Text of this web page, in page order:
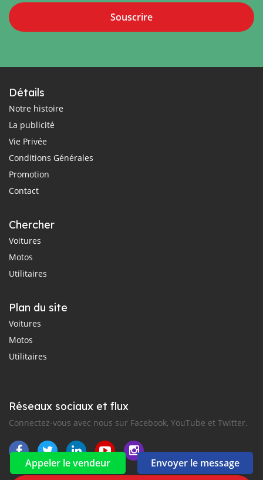
Appeler le vendeur Envoyer le message
Souscrire
Détails
Notre histoire
La publicité
Vie Privée
Conditions Générales
Promotion
Contact
Chercher
Voitures
Motos
Utilitaires
Plan du site
Voitures
Motos
Utilitaires
Réseaux sociaux et flux
Connectez-vous avec nous sur Facebook, YouTube et Twitter.